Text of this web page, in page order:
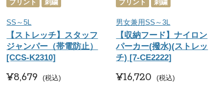
プリント 刺繍
SS～5L
【ストレッチ】スタッフ
ジャンパー（帯電防止）
[CCS-K2310]
¥8,679 税込
プリント 刺繍
男女兼用SS～3L
【収納フード】ナイロン
パーカー(撥水)(ストレッ
チ) [7-CE2222]
¥16,720 税込